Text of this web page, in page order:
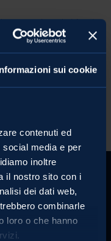
sui cookie
contenuti ed
social media e per
inoltre
il nostro sito con i
dei dati web,
combinarle
loro o che hanno
natura ci regala i frutti
salute. Fragole, more,